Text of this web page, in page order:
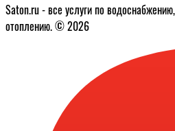
Saton.ru - все услуги по
отоплению. © 2026